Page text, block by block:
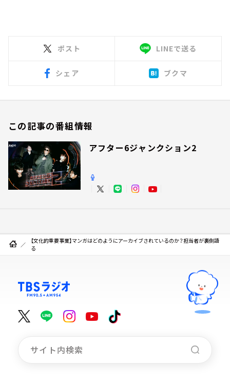
ポスト LINEで送る
シェア ブクマ
この記事の番組情報
アフター6ジャンクション2
【文化的重要事業】マンガはどのようにアーカイブされているのか？担当者が裏側語
る